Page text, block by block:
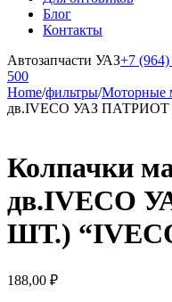
Блог
Контакты
Автозапчасти УАЗ+7 (964)
500
Home/фильтры/Моторные
дв.IVECO УАЗ ПАТРИОТ
Колпачки
дв.IVECO
ШТ.)
188,00 ₽